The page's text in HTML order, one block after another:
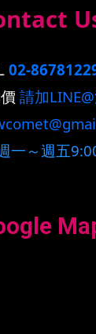
02-
請加
一～週五